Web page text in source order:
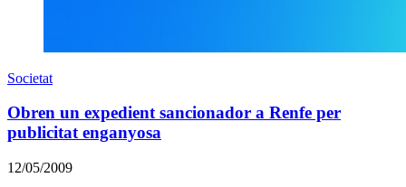
Societat
Obren un expedient sancionador a Renfe per
publicitat enganyosa
12/05/2009